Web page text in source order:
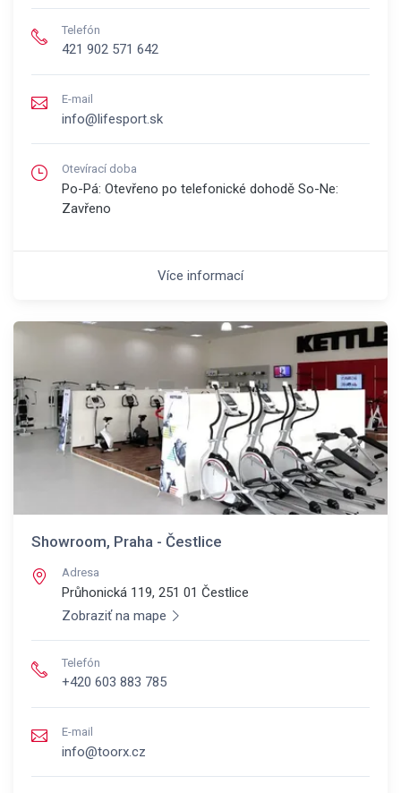
Telefón
421 902 571 642
E-mail
info@lifesport.sk
Otevírací doba
Po-Pá: Otevřeno po telefonické dohodě So-Ne:
Zavřeno
Více informací
Showroom, Praha - Čestlice
Adresa
Průhonická 119, 251 01 Čestlice
Zobraziť na mape
Telefón
+420 603 883 785
E-mail
info@toorx.cz